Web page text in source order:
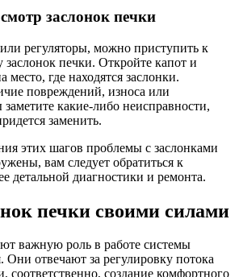
заслонок печки
регуляторы, можно приступить к
заслонок печки. Откройте капот и
место, где находятся заслонки.
повреждений, износа или
какие-либо неисправности,
заменить.
этих шагов проблемы с заслонками
вам следует обратиться к
детальной диагностики и ремонта.
печки своими силами
важную роль в работе системы
Они отвечают за регулировку потока
соответственно, создание комфортного